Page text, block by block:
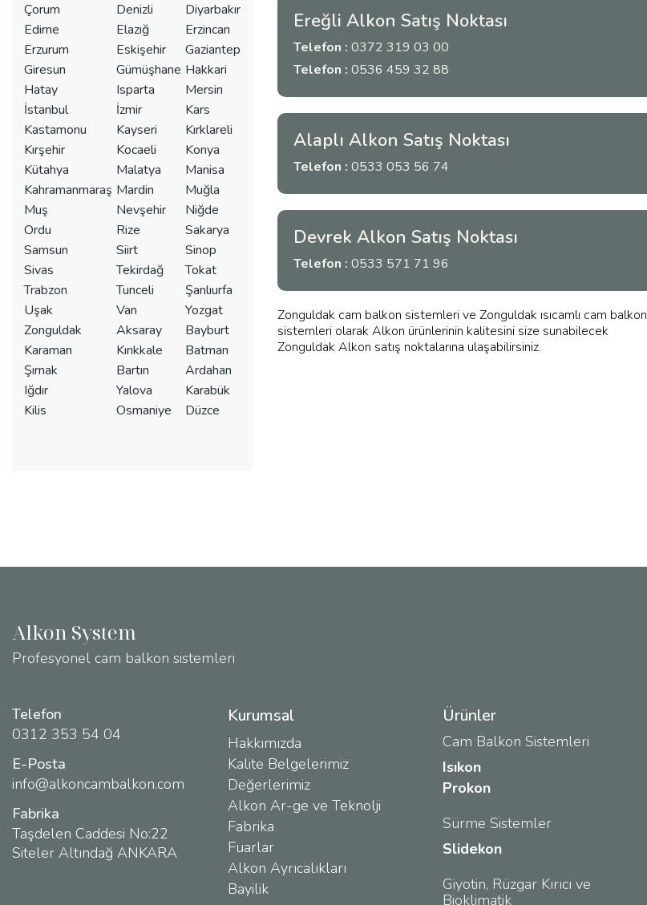
Çorum
Denizli
Diyarbakır
Edirne
Elazığ
Erzincan
Erzurum
Eskişehir
Gaziantep
Giresun
Gümüşhane Hakkari
Hatay
Isparta
Mersin
İstanbul
İzmir
Kars
Kastamonu
Kayseri
Kırklareli
Kırşehir
Kocaeli
Konya
Kütahya
Malatya
Manisa
Kahramanmaraş Mardin
Muğla
Muş
Nevşehir
Niğde
Ordu
Rize
Sakarya
Samsun
Siirt
Sinop
Sivas
Tekirdağ
Tokat
Trabzon
Tunceli
Şanlıurfa
Uşak
Van
Yozgat
Zonguldak
Aksaray
Bayburt
Karaman
Kırıkkale
Batman
Şırnak
Bartın
Ardahan
Iğdır
Yalova
Karabük
Kilis
Osmaniye Düzce
Ereğli Alkon Satış Noktası
Telefon : 0372 319 03 00
Telefon : 0536 459 32 88
Alaplı Alkon Satış Noktası
Telefon : 0533 053 56 74
Devrek Alkon Satış Noktası
Telefon : 0533 571 71 96
Zonguldak cam balkon sistemleri ve Zonguldak ısıcamlı cam balkon
sistemleri olarak Alkon ürünlerinin kalitesini size sunabilecek
Zonguldak Alkon satış noktalarına ulaşabilirsiniz.
Alkon System
Profesyonel cam balkon sistemleri
Telefon
0312 353 54 04
E-Posta
info@alkoncambalkon.com
Fabrika
Taşdelen Caddesi No:22
Siteler Altındağ ANKARA
Kurumsal
Hakkımızda
Kalite Belgelerimiz
Değerlerimiz
Alkon Ar-ge ve Teknolji
Fabrika
Fuarlar
Alkon Ayrıcalıkları
Bayilik
Ürünler
Cam Balkon Sistemleri
Isıkon
Prokon
Sürme Sistemler
Slidekon
Giyotin, Rüzgar Kırıcı ve
Bioklimatik